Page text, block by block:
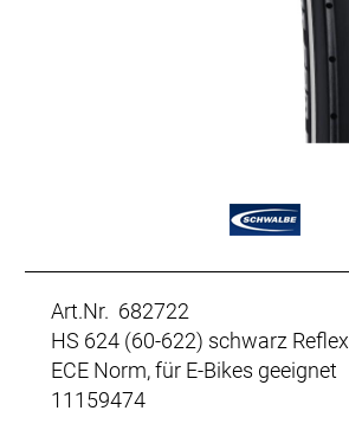
Art.Nr. 682722
HS 624 (60-622) schwarz Reflex
ECE Norm, für E-Bikes geeignet
11159474